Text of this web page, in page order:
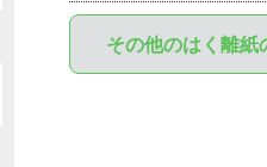
その他のはく離紙